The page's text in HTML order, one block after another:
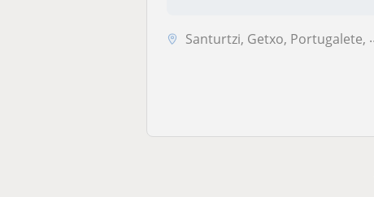
Santurtzi, Getxo, Portugalete, Valle de Trápaga-Trapagaran